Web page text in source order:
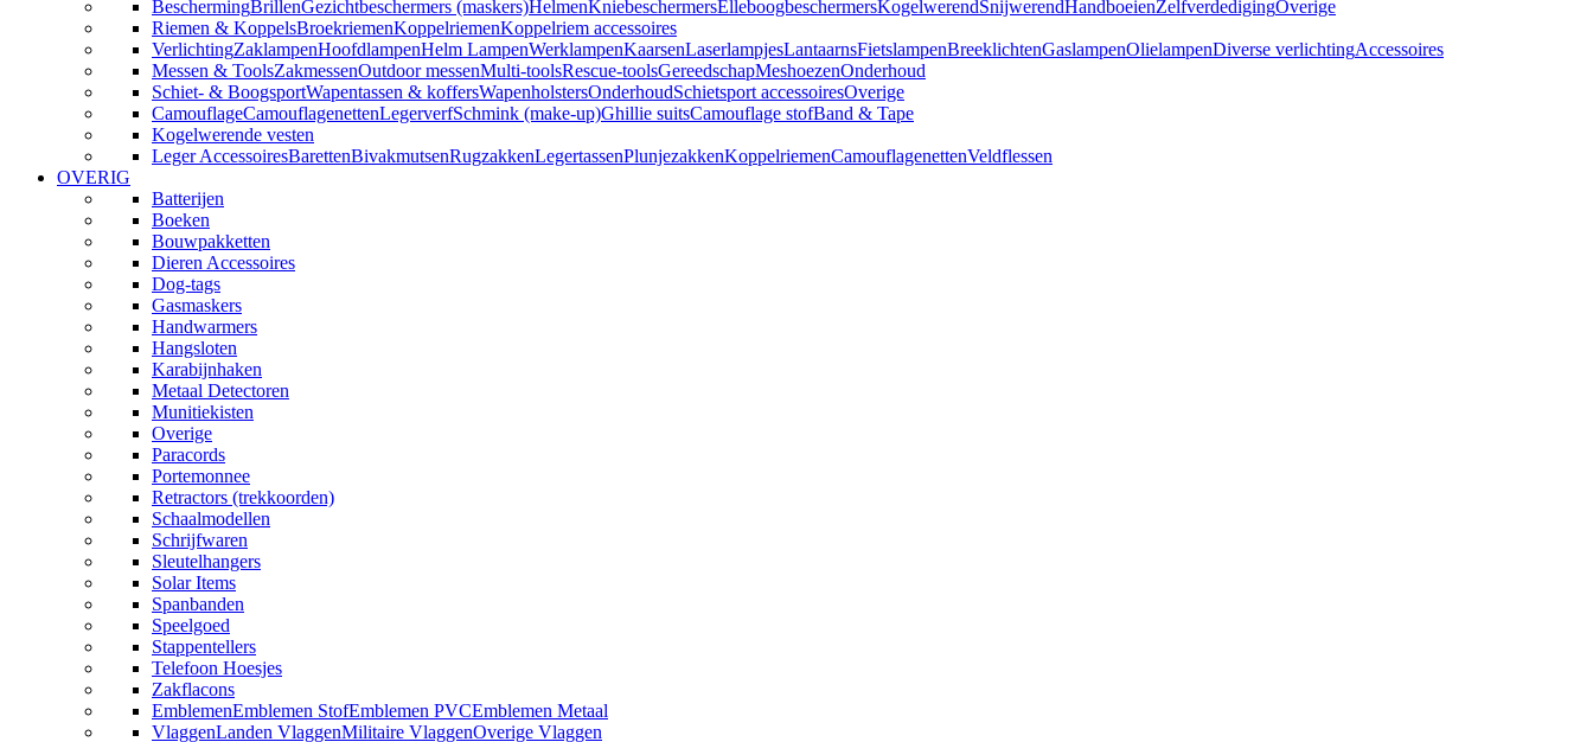
BeschermingBrillenGezichtbeschermers (maskers)HelmenKniebeschermersElleboogbeschermersKogelwerendSnijwerendHandboeienZelfverdedigingOverige
Riemen & KoppelsBroekriemenKoppelriemenKoppelriem accessoires
VerlichtingZaklampenHoofdlampenHelm LampenWerklampenKaarsenLaserlampjesLantaarnsFietslampenBreeklichtenGaslampenOlielampenDiverse verlichtingAccessoires
Messen & ToolsZakmessenOutdoor messenMulti-toolsRescue-toolsGereedschapMeshoezenOnderhoud
Schiet- & BoogsportWapentassen & koffersWapenholstersOnderhoudSchietsport accessoiresOverige
CamouflageCamouflagenettenLegerverfSchmink (make-up)Ghillie suitsCamouflage stofBand & Tape
Kogelwerende vesten
Leger AccessoiresBarettenBivakmutsenRugzakkenLegertassenPlunjezakkenKoppelriemenCamouflagenettenVeldflessen
OVERIG
Batterijen
Boeken
Bouwpakketten
Dieren Accessoires
Dog-tags
Gasmaskers
Handwarmers
Hangsloten
Karabijnhaken
Metaal Detectoren
Munitiekisten
Overige
Paracords
Portemonnee
Retractors (trekkoorden)
Schaalmodellen
Schrijfwaren
Sleutelhangers
Solar Items
Spanbanden
Speelgoed
Stappentellers
Telefoon Hoesjes
Zakflacons
EmblemenEmblemen StofEmblemen PVCEmblemen Metaal
VlaggenLanden VlaggenMilitaire VlaggenOverige Vlaggen